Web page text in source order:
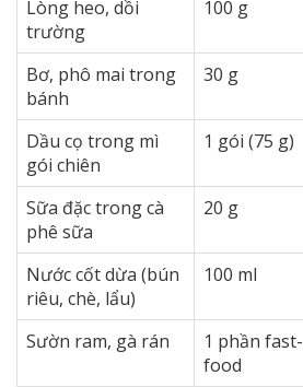
Lòng heo, dồi
trường
100 g
Bơ, phô mai trong
bánh
30 g
Dầu cọ trong mì
gói chiên
1 gói (75 g)
Sữa đặc trong cà
phê sữa
20 g
Nước cốt dừa (bún
riêu, chè, lẩu)
100 ml
Sườn ram, gà rán
1 phần fast-
food